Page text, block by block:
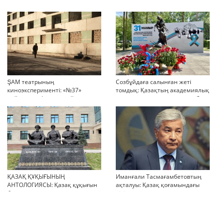
ŞAM театрының
киноэксперименті: «№37»
қойылымы фильмге айналды
Созбұйдаға салынған жеті
томдық: Қазақтың академиялық
тарихы қашан жарық көреді?
ҚАЗАҚ ҚҰҚЫҒЫНЫҢ
АНТОЛОГИЯСЫ: Қазақ құқығын
бағалау тарихы туралы
Иманғали Тасмағамбетовтың
ақталуы: Қазақ қоғамындағы
пікірталастар